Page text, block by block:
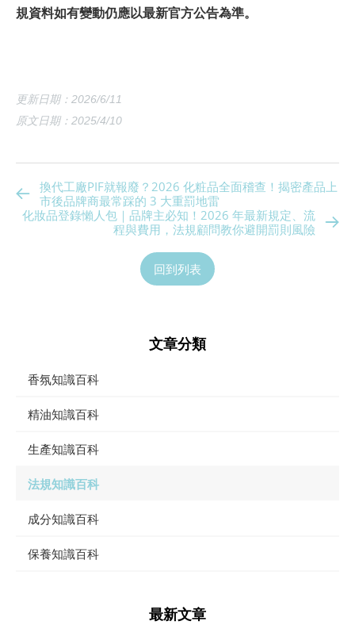
規資料如有變動仍應以最新官方公告為準。
更新日期：2026/6/11
原文日期：2025/4/10
換代工廠PIF就報廢？2026 化粧品全面稽查！揭密產品上
市後品牌商最常踩的 3 大重罰地雷
化妝品登錄懶人包｜品牌主必知！2026 年最新規定、流
程與費用，法規顧問教你避開罰則風險
回到列表
文章分類
香氛知識百科
精油知識百科
生產知識百科
法規知識百科
成分知識百科
保養知識百科
最新文章